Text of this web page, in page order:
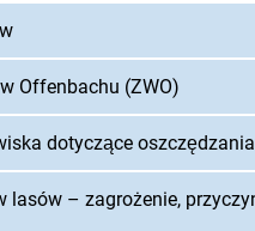
Offenbachu (ZWO)
dotyczące
– zagrożenie,